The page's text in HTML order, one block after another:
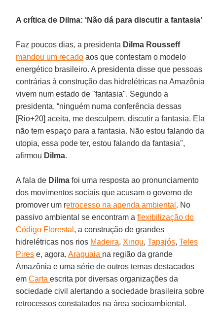
A crítica de Dilma: ‘Não dá para discutir a fantasia’
Faz poucos dias, a presidenta Dilma Rousseff
mandou um recado aos que contestam o modelo
energético brasileiro. A presidenta disse que pessoas
contrárias à construção das hidrelétricas na Amazônia
vivem num estado de "fantasia". Segundo a
presidenta, “ninguém numa conferência dessas
[Rio+20] aceita, me desculpem, discutir a fantasia. Ela
não tem espaço para a fantasia. Não estou falando da
utopia, essa pode ter, estou falando da fantasia",
afirmou Dilma.
A fala de Dilmafoi uma resposta ao pronunciamento
dos movimentos sociais que acusam o governo de
promover um retrocesso na agenda ambiental . No
passivo ambiental se encontram aflexibilização do
Código Florestal , a construção de grandes
hidrelétricas nos rios Madeira, Xingu,Tapajós,Teles
Pires e, agora,Araguaia na região da grande
Amazônia e uma série de outros temas destacados
emCartaescrita por diversas organizações da
sociedade civil alertando a sociedade brasileira sobre
retrocessos constatados na área socioambiental.